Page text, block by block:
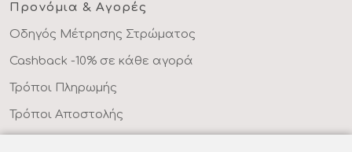
Προνόμια & Αγορές
Οδηγός Μέτρησης Στρώματος
Cashback -10% σε κάθε αγορά
Τρόποι Πληρωμής
Τρόποι Αποστολής